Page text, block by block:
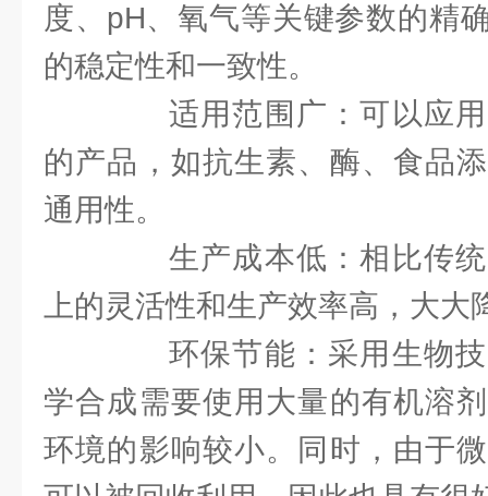
度、pH、氧气等关键参数的精
的稳定性和一致性。
适用范围广：可以应用
的产品，如抗生素、酶、食品
通用性。
生产成本低：相比传统
上的灵活性和生产效率高，大大
环保节能：采用生物技
学合成需要使用大量的有机溶
环境的影响较小。同时，由于